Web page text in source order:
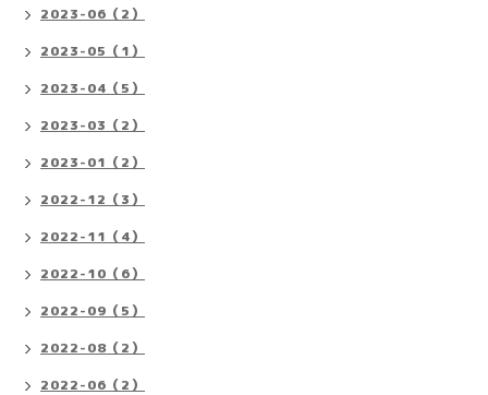
2023-06（2）
2023-05（1）
2023-04（5）
2023-03（2）
2023-01（2）
2022-12（3）
2022-11（4）
2022-10（6）
2022-09（5）
2022-08（2）
2022-06（2）